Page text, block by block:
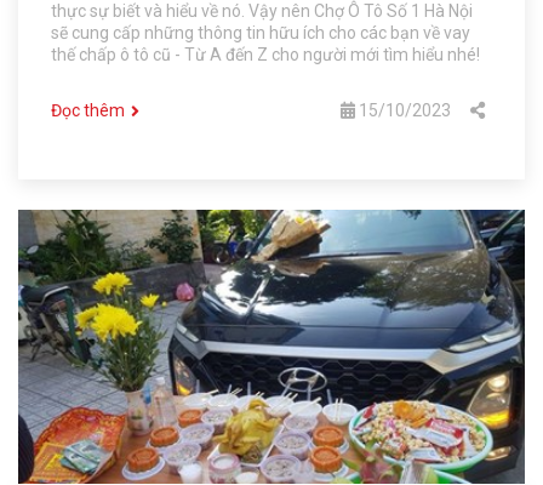
thực sự biết và hiểu về nó. Vậy nên Chợ Ô Tô Số 1 Hà Nội
sẽ cung cấp những thông tin hữu ích cho các bạn về vay
thế chấp ô tô cũ - Từ A đến Z cho người mới tìm hiểu nhé!
Đọc thêm 15/10/2023